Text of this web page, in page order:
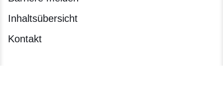
Inhaltsübersicht
Kontakt